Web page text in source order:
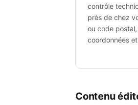
contrôle
près de chez
ou code
coordonnées
Contenu